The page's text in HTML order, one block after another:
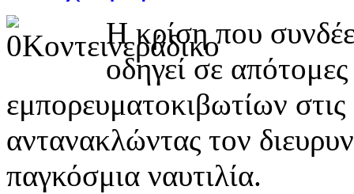
Η κρίση που
οδηγεί σε
εμπορευματοκιβωτίων
αντανακλώντας τον
παγκόσμια ναυτιλία.